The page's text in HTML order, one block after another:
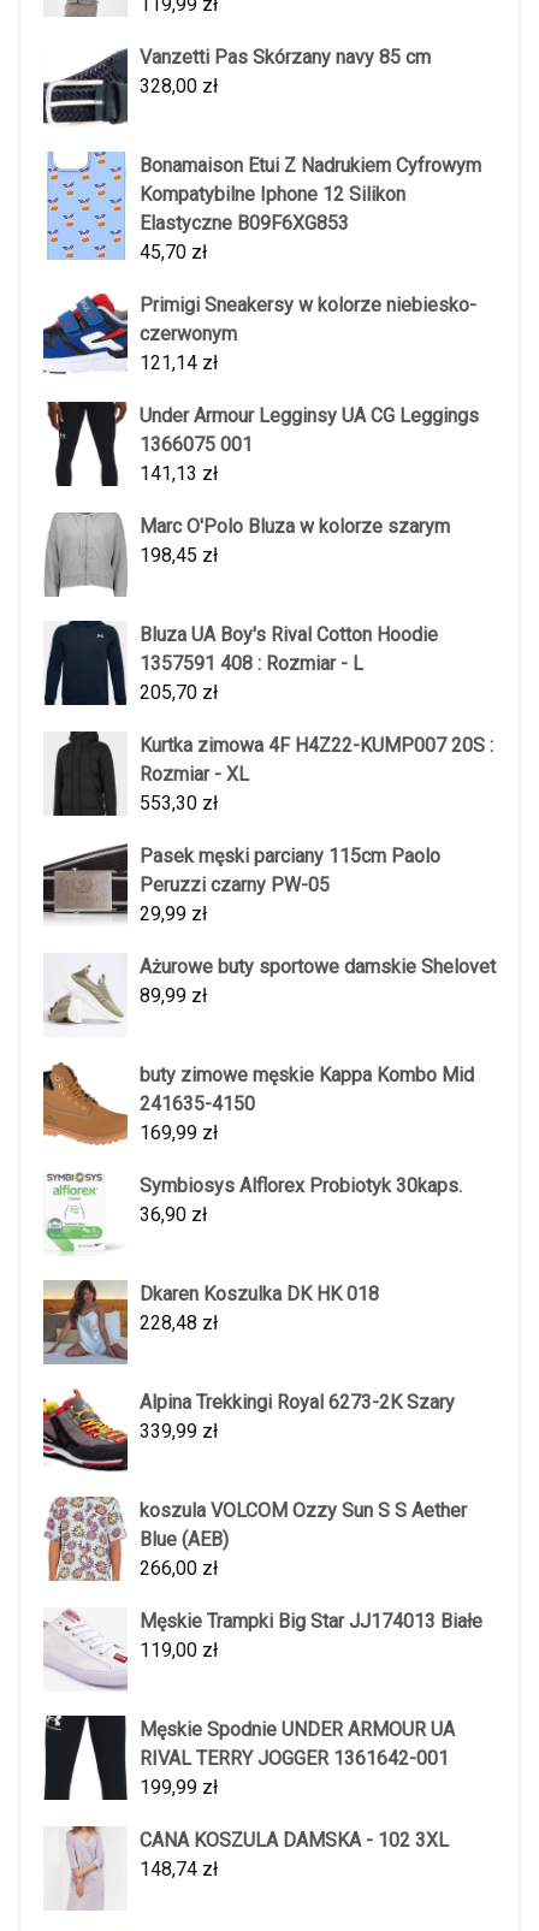
Vanzetti Pas Skórzany navy 85 cm
328,00 zł
Bonamaison Etui Z Nadrukiem Cyfrowym
Kompatybilne Iphone 12 Silikon
Elastyczne B09F6XG853
45,70 zł
Primigi Sneakersy w kolorze niebiesko-
czerwonym
121,14 zł
Under Armour Legginsy UA CG Leggings
1366075 001
141,13 zł
Marc O'Polo Bluza w kolorze szarym
198,45 zł
Bluza UA Boy's Rival Cotton Hoodie
1357591 408 : Rozmiar - L
205,70 zł
Kurtka zimowa 4F H4Z22-KUMP007 20S :
Rozmiar - XL
553,30 zł
Pasek męski parciany 115cm Paolo
Peruzzi czarny PW-05
29,99 zł
Ażurowe buty sportowe damskie Shelovet
89,99 zł
buty zimowe męskie Kappa Kombo Mid
241635-4150
169,99 zł
Symbiosys Alflorex Probiotyk 30kaps.
36,90 zł
Dkaren Koszulka DK HK 018
228,48 zł
Alpina Trekkingi Royal 6273-2K Szary
339,99 zł
koszula VOLCOM Ozzy Sun S S Aether
Blue (AEB)
266,00 zł
Męskie Trampki Big Star JJ174013 Białe
119,00 zł
Męskie Spodnie UNDER ARMOUR UA
RIVAL TERRY JOGGER 1361642-001
199,99 zł
CANA KOSZULA DAMSKA - 102 3XL
148,74 zł